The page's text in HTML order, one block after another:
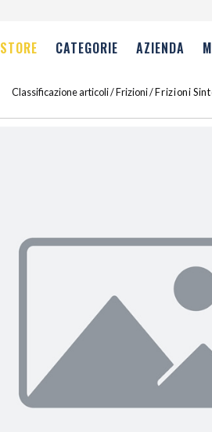
STORE CATEGORIE AZIENDA
Classificazione articoli / Frizioni /Frizioni